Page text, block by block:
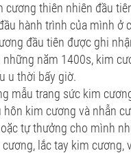
thiên nhiên đầu
hành trình của mình ở
đầu tiên được ghi
năm 1400s, kim
u thời bấy giờ.
mẫu trang sức kim
hôn kim cương và nhẫn
tự thưởng cho mình
lắc tay kim cương,